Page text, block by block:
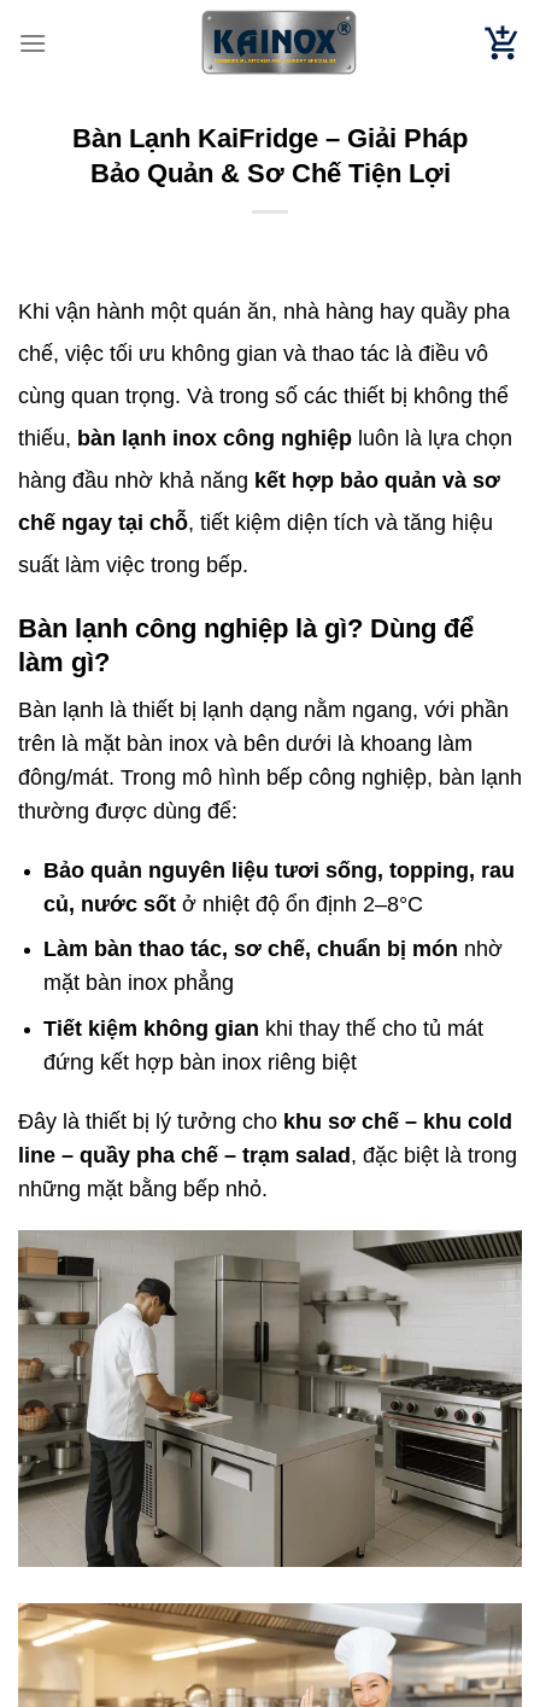
đến
Bàn Lạnh KaiFridge – Giải Pháp
Bảo Quản & Sơ Chế Tiện Lợi
Khi vận hành một quán ăn, nhà hàng hay quầy pha
chế, việc tối ưu không gian và thao tác là điều vô
cùng quan trọng. Và trong số các thiết bị không thể
thiếu, bàn lạnh inox công nghiệp luôn là lựa chọn
hàng đầu nhờ khả năng kết hợp bảo quản và sơ
chế ngay tại chỗ, tiết kiệm diện tích và tăng hiệu
suất làm việc trong bếp.
Bàn lạnh công nghiệp là gì? Dùng để
làm gì?
Bàn lạnh là thiết bị lạnh dạng nằm ngang, với phần
trên là mặt bàn inox và bên dưới là khoang làm
đông/mát. Trong mô hình bếp công nghiệp, bàn lạnh
thường được dùng để:
Bảo quản nguyên liệu tươi sống, topping, rau
củ, nước sốtở nhiệt độ ổn định 2–8°C
Làm bàn thao tác, sơ chế, chuẩn bị món nhờ
mặt bàn inox phẳng
Tiết kiệm không gian khi thay thế cho tủ mát
đứng kết hợp bàn inox riêng biệt
Đây là thiết bị lý tưởng cho khu sơ chế – khu cold
line – quầy pha chế – trạm salad, đặc biệt là trong
những mặt bằng bếp nhỏ.